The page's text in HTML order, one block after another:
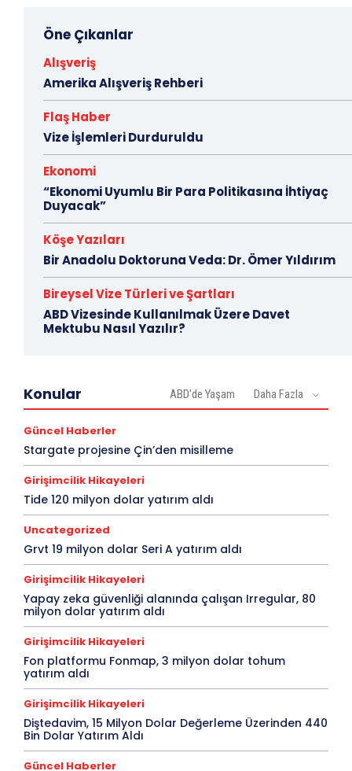
Öne Çıkanlar
Alışveriş
Amerika Alışveriş Rehberi
Flaş Haber
Vize İşlemleri Durduruldu
Ekonomi
“Ekonomi Uyumlu Bir Para Politikasına İhtiyaç
Duyacak”
Köşe Yazıları
Bir Anadolu Doktoruna Veda: Dr. Ömer Yıldırım
Bireysel Vize Türleri ve Şartları
ABD Vizesinde Kullanılmak Üzere Davet
Mektubu Nasıl Yazılır?
Konular ABD'de Yaşam Daha Fazla
Güncel Haberler
Stargate projesine Çin’den misilleme
Girişimcilik Hikayeleri
Tide 120 milyon dolar yatırım aldı
Uncategorized
Grvt 19 milyon dolar Seri A yatırım aldı
Girişimcilik Hikayeleri
Yapay zeka güvenliği alanında çalışan Irregular, 80
milyon dolar yatırım aldı
Girişimcilik Hikayeleri
Fon platformu Fonmap, 3 milyon dolar tohum
yatırım aldı
Girişimcilik Hikayeleri
Diştedavim, 15 Milyon Dolar Değerleme Üzerinden 440
Bin Dolar Yatırım Aldı
Güncel Haberler